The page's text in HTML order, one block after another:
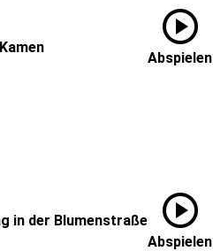
play_circle
Abspielen
in der Blumenstraße
play_circle
Abspielen